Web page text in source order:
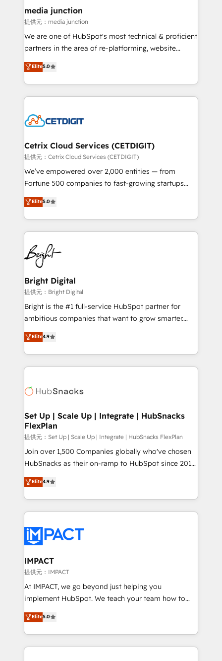
Mexico, USA, and Portugal—we've executed over a
hundred successful operations. Our approach,
rooted in RevOps principles, integrates analysis,
training, planning, and qualification. Leveraging
inbound marketing tactics, we focus on
understanding, nurturing, and converting leads.
competitive market.
media junction
提供元：media junction
We are one of HubSpot's most technical & proficient
partners in the area of re-platforming, website
design & development. We specialize in multi-hub
implementations for mid-market & enterprise
companies. We are woman-owned, powered by
coffee, and we ❤️ dogs. We produce award-winning
Impact Award 🏆2022 Technical Expertise Impact
Award 🏆2020 Elite Solutions Partner 🏆2019
Integrations HubSpot Impact Award 🏆2019
Marketing Enablement HubSpot Impact Award 🏆
2018 Website Design HubSpot Impact Award 🏆2017
Growth-Driven Design Agency of the Year 🏆2016
Sales Enablement HubSpot Impact Award 🏆2015
HubSpot COS Performance Award 🏆2014 HubSpot
COS Design Award 🏆2013 HubSpot Marketplace
Partner 📆Founded in 1997
Elite5.0
Cetrix Cloud Services (CETDIGIT)
提供元：Cetrix Cloud Services (CETDIGIT)
We’ve empowered over 2,000 entities — from
Fortune 500 companies to fast-growing startups
and nonprofits — to streamline operations, scale
revenue, and unlock the full potential of HubSpot.
With deep technical and industry expertise, we fuse
automation, integration, and AI innovation to deliver
lasting impact. We specialize in: • Turnkey and end-
to-end HubSpot implementations • Onboarding for
Sales, Service, Marketing & Content Hubs • AI voice
and chat agents, predictive automation, and smart
workflows • Salesforce + HubSpot integration •
RevOps and AI-driven sales enablement • Website
design and CMS development • ERP integration: SAP,
and CRM migration from any platform •
Client/member portals built on HubSpot • Custom
WooCommerce, BuilderTrend, and more Experience
the difference — reach out to see how AI + HubSpot
Elite5.0
Bright Digital
提供元：Bright Digital
Bright is the #1 full-service HubSpot partner for
ambitious companies that want to grow smarter.
From HubSpot onboarding, to training, from
developing a new website to lead generation and
digital marketing; we do it all (and with great
results)! In short, our services include: - HubSpot
HubSpot development: websites, custom modules,
marketing, advertising, campaigns, content and
design We connect people, data and technology to
improve customer experiences. With our bright
people, exciting ideas and can-do mentality, we
ensure revenue growth on a daily basis. So tell us
team of 100+ experts is ready for you! Driving digital
growth | www.brightdigital.com
Elite4.9
Set Up | Scale Up | Integrate | HubSnacks
FlexPlan
提供元：Set Up | Scale Up | Integrate | HubSnacks FlexPlan
Join over 1,500 Companies globally who've chosen
HubSnacks as their on-ramp to HubSpot since 2014
Simple pay-as-you-go plans that accelerate value...
1️⃣ Set Up | Onboarding New or Check-fixing existing
HubSpot portals 2️⃣ Scale Up | 100% HubSpot Task
Execution... Global 24/7 ... All Experts 3️⃣ Integrate |
Slash months from your API Integration project... ⬅️
Click "Contact Business" ⬅️ to access 150+ Kickstart
Integration templates that put HubSpot in the center
of your tech stack, syncing... 🛍️ Shopify or
WooCommerce 💲 Stripe or Paypal 💰 Sage or
Netsuite 🤖 Google or Microsoft ✍️ DocuSign or
the rare Advanced "Custom Integrations"
Accreditation, securely sync data across... 🔄 any
Elite4.9
IMPACT
提供元：IMPACT
At IMPACT, we go beyond just helping you
implement HubSpot. We teach your team how to
master it. As the creators of the Endless Customers
System™ (the next evolution of They Ask, You
Answer), we’re the only HubSpot partner built
entirely around coaching and training. That means
Elite5.0